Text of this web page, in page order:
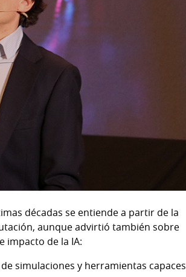
décadas se entiende a partir de la
aunque advirtió también sobre
impacto de la IA:
simulaciones y herramientas capaces